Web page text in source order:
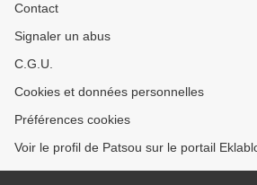
Contact
Signaler un abus
C.G.U.
Cookies et données personnelles
Préférences cookies
Voir le profil de Patsou sur le portail